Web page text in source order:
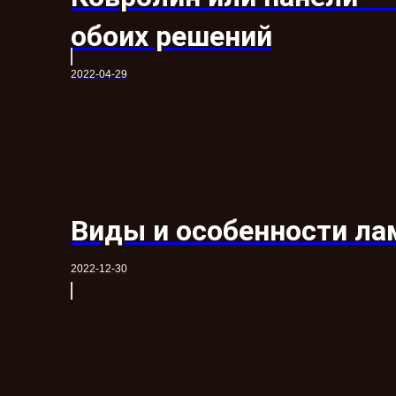
обоих решений
2022-04-29
Виды и особенности
2022-12-30